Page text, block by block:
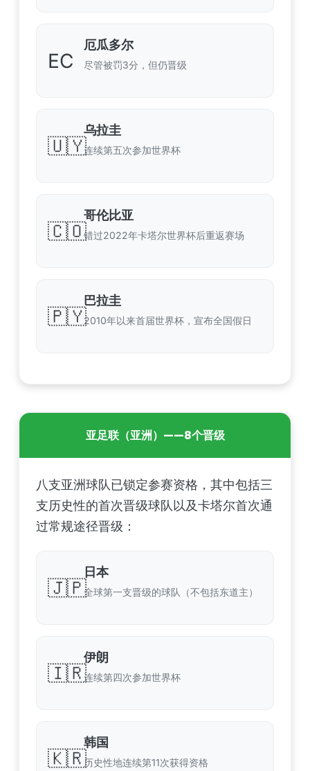
EC
厄瓜多尔
尽管被罚3分，但仍晋级
🇺🇾
乌拉圭
连续第五次参加世界杯
🇨🇴
哥伦比亚
错过2022年卡塔尔世界杯后重返赛场
🇵🇾
巴拉圭
2010年以来首届世界杯，宣布全国假日
亚足联（亚洲）——8个晋级
八支亚洲球队已锁定参赛资格，其中包括三
支历史性的首次晋级球队以及卡塔尔首次通
过常规途径晋级：
🇯🇵
日本
全球第一支晋级的球队（不包括东道主）
🇮🇷
伊朗
连续第四次参加世界杯
🇰🇷
韩国
历史性地连续第11次获得资格